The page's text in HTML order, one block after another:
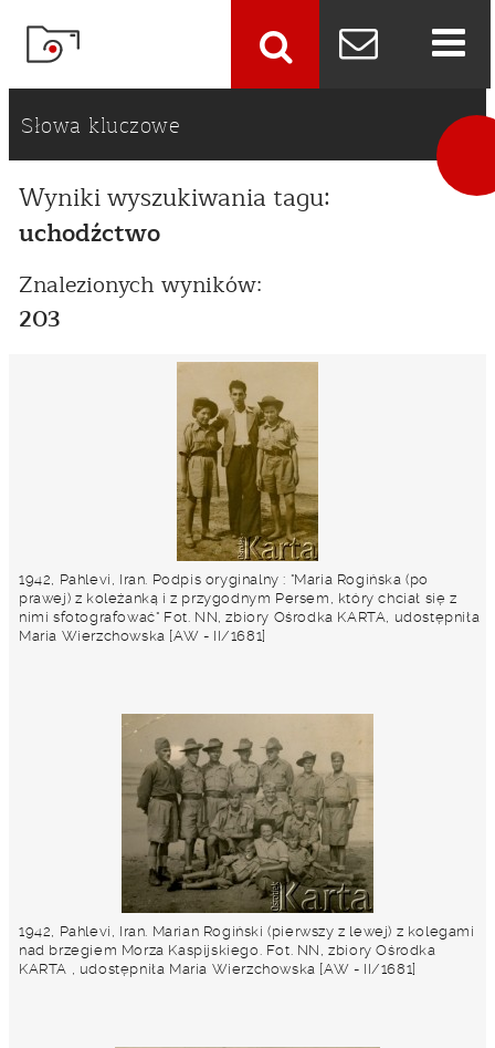
Słowa kluczowe
Wyniki wyszukiwania tagu:
uchodźctwo
Znalezionych wyników:
203
1942, Pahlevi, Iran. Podpis oryginalny : "Maria Rogińska (po
prawej) z koleżanką i z przygodnym Persem, który chciał się z
nimi sfotografować" Fot. NN, zbiory Ośrodka KARTA, udostępniła
Maria Wierzchowska [AW - II/1681]
1942, Pahlevi, Iran. Marian Rogiński (pierwszy z lewej) z kolegami
nad brzegiem Morza Kaspijskiego. Fot. NN, zbiory Ośrodka
KARTA , udostępniła Maria Wierzchowska [AW - II/1681]